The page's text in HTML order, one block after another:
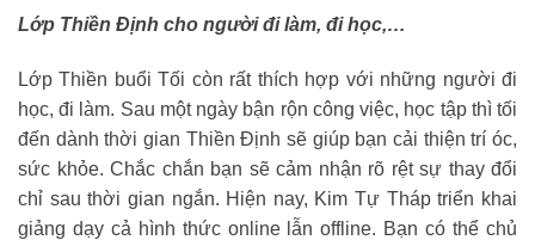
Lớp Thiền Định cho người đi làm, đi học,…
Lớp Thiền buổi Tối còn rất thích hợp với những người đi
học, đi làm. Sau một ngày bận rộn công việc, học tập thì tối
đến dành thời gian Thiền Định sẽ giúp bạn cải thiện trí óc,
sức khỏe. Chắc chắn bạn sẽ cảm nhận rõ rệt sự thay đổi
chỉ sau thời gian ngắn. Hiện nay, Kim Tự Tháp triển khai
giảng dạy cả hình thức online lẫn offline. Bạn có thể chủ